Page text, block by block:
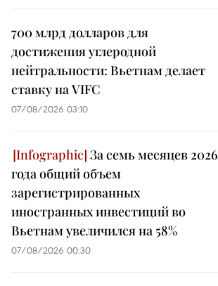
700 млрд долларов для
достижения углеродной
нейтральности: Вьетнам делает
ставку на VIFC
07/08/2026 03:10
За семь месяцев 2026
года общий объем
зарегистрированных
иностранных инвестиций во
Вьетнам увеличился на 58%
07/08/2026 00:30